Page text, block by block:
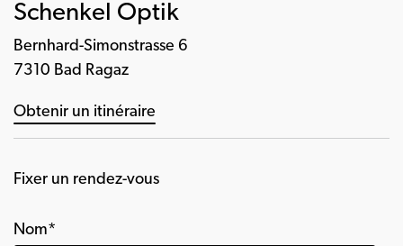
Schenkel Optik
Bernhard-Simonstrasse 6
7310 Bad Ragaz
Obtenir un itinéraire
Fixer un rendez-vous
Nom*